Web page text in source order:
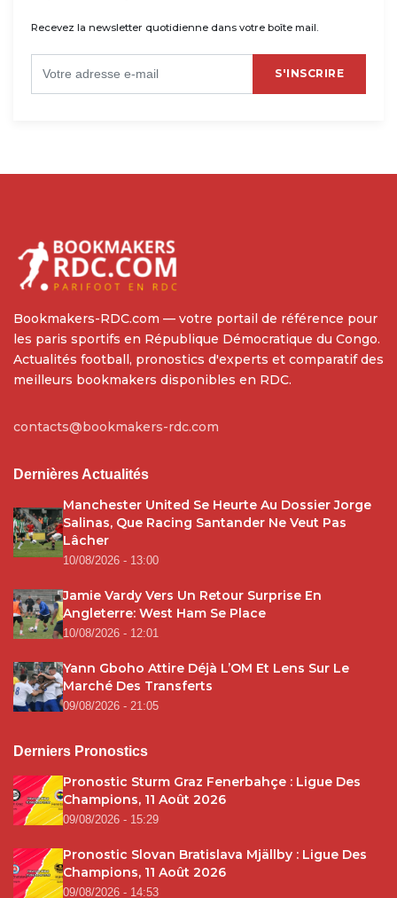
Recevez la newsletter quotidienne dans votre boîte mail.
S'INSCRIRE
Bookmakers-RDC.com — votre portail de référence pour
les paris sportifs en République Démocratique du Congo.
Actualités football, pronostics d'experts et comparatif des
meilleurs bookmakers disponibles en RDC.
contacts@bookmakers-rdc.com
Dernières Actualités
Manchester United Se Heurte Au Dossier Jorge
Salinas, Que Racing Santander Ne Veut Pas
Lâcher
10/08/2026 - 13:00
Jamie Vardy Vers Un Retour Surprise En
Angleterre: West Ham Se Place
10/08/2026 - 12:01
Yann Gboho Attire Déjà L’OM Et Lens Sur Le
Marché Des Transferts
09/08/2026 - 21:05
Derniers Pronostics
Pronostic Sturm Graz Fenerbahçe : Ligue Des
Champions, 11 Août 2026
09/08/2026 - 15:29
Pronostic Slovan Bratislava Mjällby : Ligue Des
Champions, 11 Août 2026
09/08/2026 - 14:53